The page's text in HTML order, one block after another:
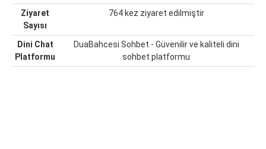
Ziyaret
Sayısı
764 kez ziyaret edilmiştir
Dini Chat
Platformu
DuaBahcesi Sohbet - Güvenilir ve kaliteli dini
sohbet platformu